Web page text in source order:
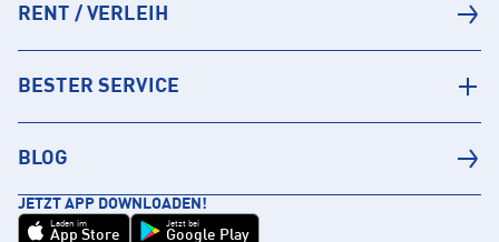
RENT / VERLEIH
BESTER SERVICE
BLOG
JETZT APP DOWNLOADEN!
Laden im
App Store
Jetzt bei
Google Play